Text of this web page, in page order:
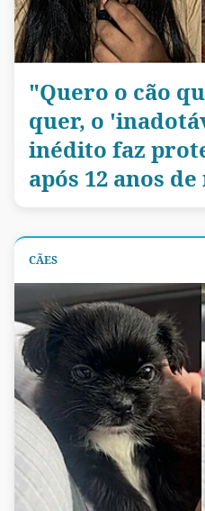
"Quero o cão
quer, o
inédito faz
após 12 anos
CÃES